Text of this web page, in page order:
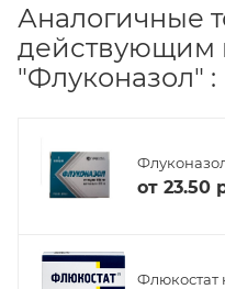
Аналогичные
действующим
"Флуконазол" :
от 23.50
Флюкостат